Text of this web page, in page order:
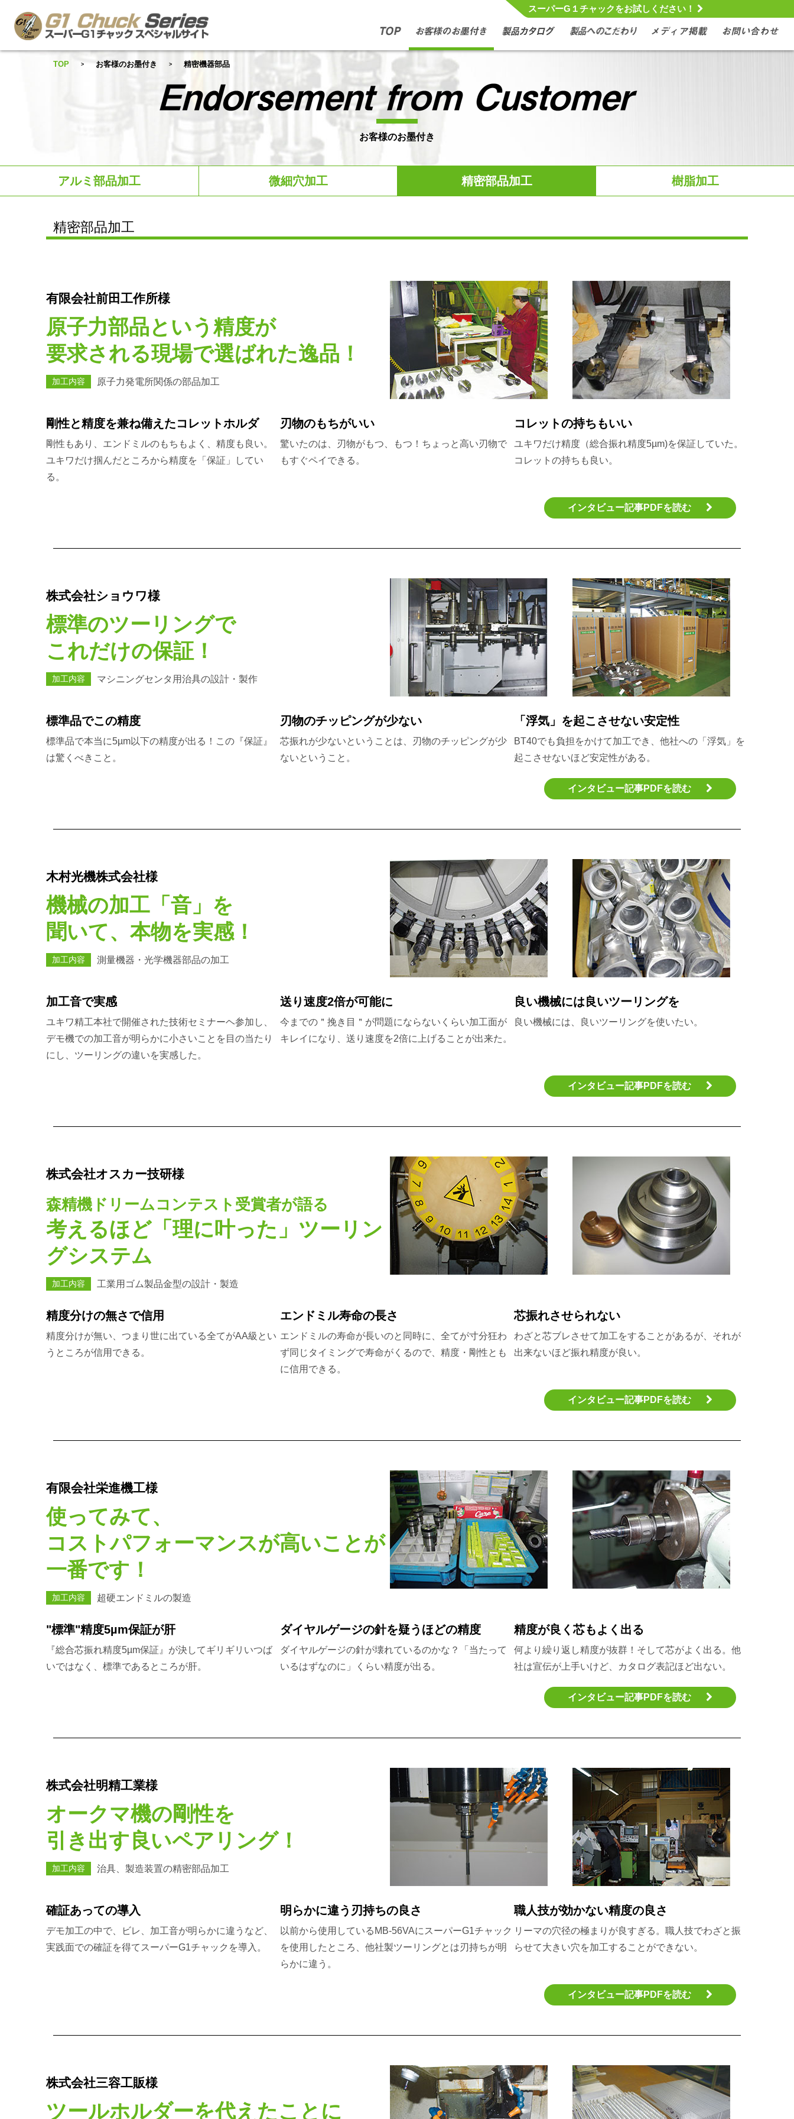
スーパーG１チャックをお試しください！
(current)
TOP お客様のお墨付き 精密機器部品
お客様のお墨付き
アルミ部品加工 微細穴加工 精密部品加工 樹脂加工
精密部品加工
有限会社前田工作所様
原子力部品という精度が
要求される現場で選ばれた逸品！
加工内容 原子力発電所関係の部品加工
剛性と精度を兼ね備えたコレットホルダ
剛性もあり、エンドミルのもちもよく、精度も良い。
ユキワだけ掴んだところから精度を「保証」してい
る。
刃物のもちがいい
驚いたのは、刃物がもつ、もつ！ちょっと高い刃物で
もすぐペイできる。
コレットの持ちもいい
ユキワだけ精度（総合振れ精度5µm)を保証していた。
コレットの持ちも良い。
インタビュー記事PDFを読む
株式会社ショウワ様
標準のツーリングで
これだけの保証！
加工内容 マシニングセンタ用治具の設計・製作
標準品でこの精度
標準品で本当に5µm以下の精度が出る！この『保証』
は驚くべきこと。
刃物のチッピングが少ない
芯振れが少ないということは、刃物のチッピングが少
ないということ。
「浮気」を起こさせない安定性
BT40でも負担をかけて加工でき、他社への「浮気」を
起こさせないほど安定性がある。
インタビュー記事PDFを読む
木村光機株式会社様
機械の加工「音」を
聞いて、本物を実感！
加工内容 測量機器・光学機器部品の加工
加工音で実感
ユキワ精工本社で開催された技術セミナーヘ参加し、
デモ機での加工音が明らかに小さいことを目の当たり
にし、ツーリングの違いを実感した。
送り速度2倍が可能に
今までの＂挽き目＂が問題にならないくらい加工面が
キレイになり、送り速度を2倍に上げることが出来た。
良い機械には良いツーリングを
良い機械には、良いツーリングを使いたい。
インタビュー記事PDFを読む
株式会社オスカー技研様
森精機ドリームコンテスト受賞者が語る
考えるほど「理に叶った」ツーリン
グシステム
加工内容 工業用ゴム製品金型の設計・製造
精度分けの無さで信用
精度分けが無い、つまり世に出ている全てがAA級とい
うところが信用できる。
エンドミル寿命の長さ
エンドミルの寿命が長いのと同時に、全てが寸分狂わ
ず同じタイミングで寿命がくるので、精度・剛性とも
に信用できる。
芯振れさせられない
わざと芯ブレさせて加工をすることがあるが、それが
出来ないほど振れ精度が良い。
インタビュー記事PDFを読む
有限会社栄進機工様
使ってみて、
コストパフォーマンスが高いことが
一番です！
加工内容 超硬エンドミルの製造
"標準"精度5µm保証が肝
『総合芯振れ精度5µm保証』が決してギリギリいつば
いではなく、標準であるところが肝。
ダイヤルゲージの針を疑うほどの精度
ダイヤルゲージの針が壊れているのかな？「当たって
いるはずなのに」くらい精度が出る。
精度が良く芯もよく出る
何より繰り返し精度が抜群！そして芯がよく出る。他
社は宣伝が上手いけど、カタログ表記ほど出ない。
インタビュー記事PDFを読む
株式会社明精工業様
オークマ機の剛性を
引き出す良いペアリング！
加工内容 治具、製造装置の精密部品加工
確証あっての導入
デモ加工の中で、ビレ、加工音が明らかに違うなど、
実践面での確証を得てスーパーG1チャックを導入。
明らかに違う刃持ちの良さ
以前から使用しているMB-56VAにスーパーG1チャック
を使用したところ、他社製ツーリングとは刃持ちが明
らかに違う。
職人技が効かない精度の良さ
リーマの穴径の極まりが良すぎる。職人技でわざと振
らせて大きい穴を加工することができない。
インタビュー記事PDFを読む
株式会社三容工販様
ツールホルダーを代えたことに